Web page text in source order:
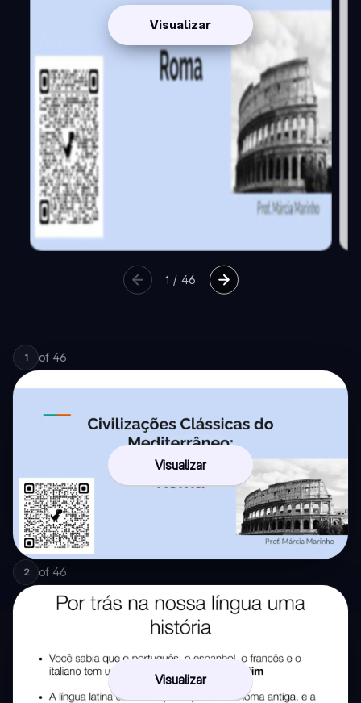
Visualizar
1 / 46
1 of 46
Visualizar
2 of 46
Visualizar